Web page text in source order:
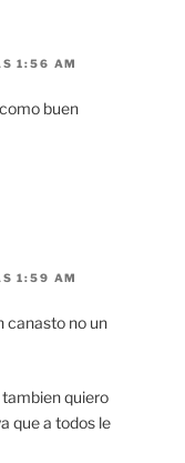
1:56 AM
buen
1:59 AM
canasto no un
quiero
que a todos le